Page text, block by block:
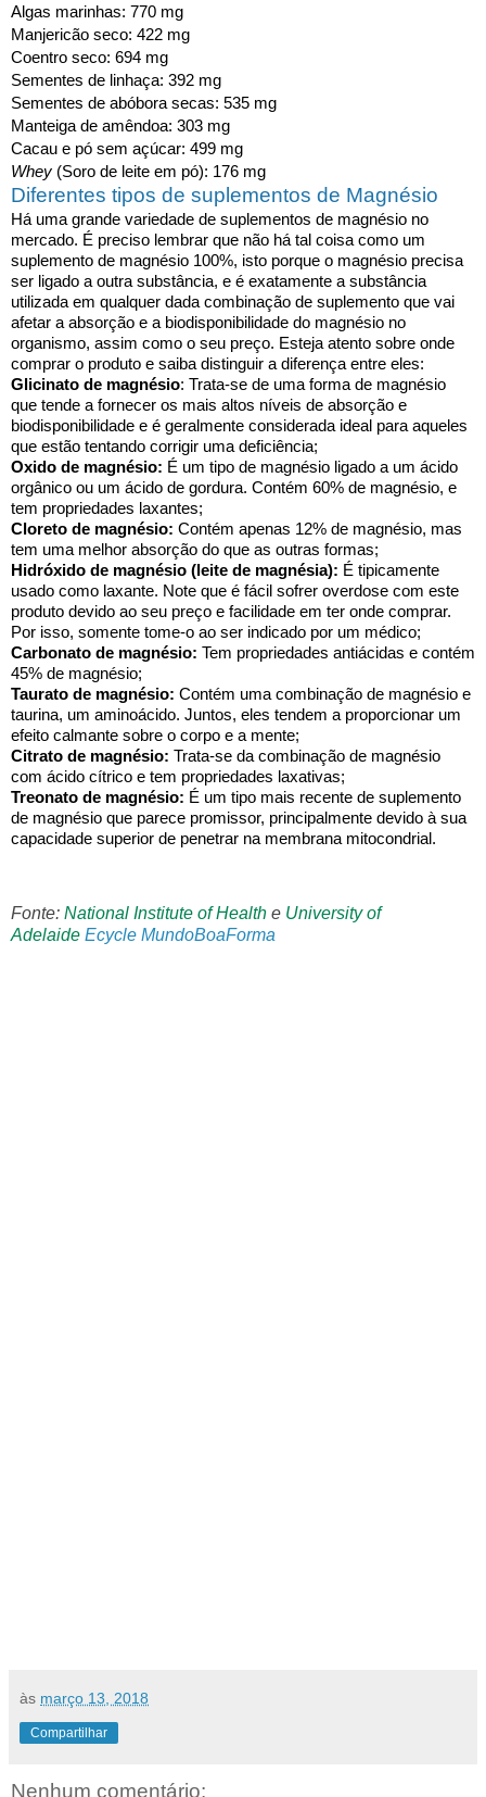
Algas marinhas: 770 mg
Manjericão seco: 422 mg
Coentro seco: 694 mg
Sementes de linhaça: 392 mg
Sementes de abóbora secas: 535 mg
Manteiga de amêndoa: 303 mg
Cacau e pó sem açúcar: 499 mg
Whey (Soro de leite em pó): 176 mg
Diferentes tipos de suplementos de Magnésio
Há uma grande variedade de suplementos de magnésio no
mercado. É preciso lembrar que não há tal coisa como um
suplemento de magnésio 100%, isto porque o magnésio precisa
ser ligado a outra substância, e é exatamente a substância
utilizada em qualquer dada combinação de suplemento que vai
afetar a absorção e a biodisponibilidade do magnésio no
organismo, assim como o seu preço. Esteja atento sobre onde
comprar o produto e saiba distinguir a diferença entre eles:
Glicinato de magnésio: Trata-se de uma forma de magnésio
que tende a fornecer os mais altos níveis de absorção e
biodisponibilidade e é geralmente considerada ideal para aqueles
que estão tentando corrigir uma deficiência;
Oxido de magnésio: É um tipo de magnésio ligado a um ácido
orgânico ou um ácido de gordura. Contém 60% de magnésio, e
tem propriedades laxantes;
Cloreto de magnésio: Contém apenas 12% de magnésio, mas
tem uma melhor absorção do que as outras formas;
Hidróxido de magnésio (leite de magnésia): É tipicamente
usado como laxante. Note que é fácil sofrer overdose com este
produto devido ao seu preço e facilidade em ter onde comprar.
Por isso, somente tome-o ao ser indicado por um médico;
Carbonato de magnésio: Tem propriedades antiácidas e contém
45% de magnésio;
Taurato de magnésio: Contém uma combinação de magnésio e
taurina, um aminoácido. Juntos, eles tendem a proporcionar um
efeito calmante sobre o corpo e a mente;
Citrato de magnésio: Trata-se da combinação de magnésio
com ácido cítrico e tem propriedades laxativas;
Treonato de magnésio: É um tipo mais recente de suplemento
de magnésio que parece promissor, principalmente devido à sua
capacidade superior de penetrar na membrana mitocondrial.
Fonte: National Institute of Health e University of
Adelaide Ecycle MundoBoaForma
às março 13, 2018
Compartilhar
Nenhum comentário: